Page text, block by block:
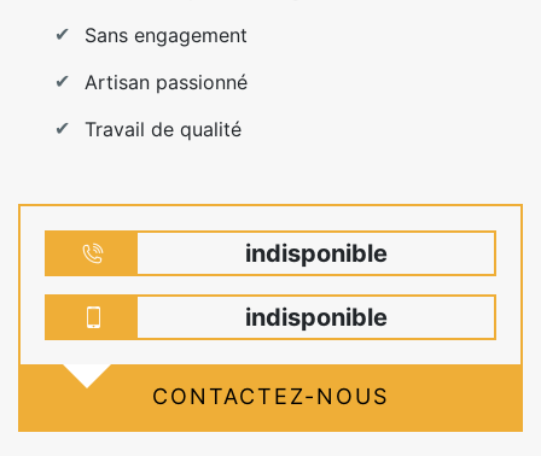
Sans engagement
Artisan passionné
Travail de qualité
indisponible
indisponible
CONTACTEZ-NOUS